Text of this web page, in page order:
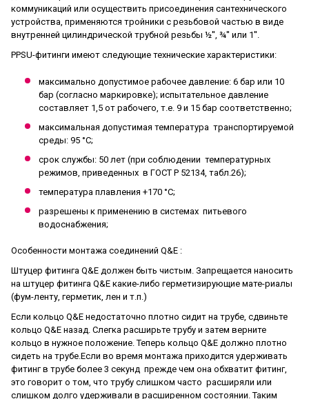
коммуникаций или осуществить присоединения сантехнического
устройства, применяются тройники с резьбовой частью в виде
внутренней цилиндрической трубной резьбы ½'', ¾'' или 1''.
PPSU-фитинги имеют следующие технические характеристики:
максимально допустимое рабочее давление: 6 бар или 10
бар (согласно маркировке); испытательное давление
составляет 1,5 от рабочего, т.е. 9 и 15 бар соответственно;
максимальная допустимая температура транспортируемой
среды: 95 °С;
срок службы: 50 лет (при соблюдении температурных
режимов, приведенных в ГОСТ Р 52134, табл.26);
температура плавления +170 °C;
разрешены к применению в системах питьевого
водоснабжения;
Особенности монтажа соединений Q&E :
Штуцер фитинга Q&E должен быть чистым. Запрещается наносить
на штуцер фитинга Q&E какие-либо герметизирующие мате-риалы
(фум-ленту, герметик, лен и т.п.)
Если кольцо Q&E недостаточно плотно сидит на трубе, сдвиньте
кольцо Q&E назад. Слегка расширьте трубу и затем верните
кольцо в нужное положение. Теперь кольцо Q&E должно плотно
сидеть на трубе.Если во время монтажа приходится удерживать
фитинг в трубе более 3 секунд прежде чем она обхватит фитинг,
это говорит о том, что трубу слишком часто расширяли или
слишком долго удерживали в расширенном состоянии. Таким